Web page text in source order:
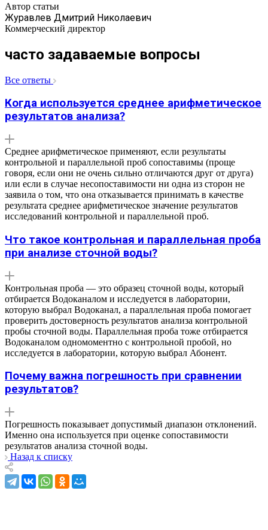
Автор статьи
Журавлев Дмитрий Николаевич
Коммерческий директор
часто задаваемые вопросы
Все ответы
Когда используется среднее арифметическое
результатов анализа?
Среднее арифметическое применяют, если результаты
контрольной и параллельной проб сопоставимы (проще
говоря, если они не очень сильно отличаются друг от друга)
или если в случае несопоставимости ни одна из сторон не
заявила о том, что она отказывается принимать в качестве
результата среднее арифметическое значение результатов
исследований контрольной и параллельной проб.
Что такое контрольная и параллельная проба
при анализе сточной воды?
Контрольная проба — это образец сточной воды, который
отбирается Водоканалом и исследуется в лаборатории,
которую выбрал Водоканал, а параллельная проба помогает
проверить достоверность результатов анализа контрольной
пробы сточной воды. Параллельная проба тоже отбирается
Водоканалом одномоментно с контрольной пробой, но
исследуется в лаборатории, которую выбрал Абонент.
Почему важна погрешность при сравнении
результатов?
Погрешность показывает допустимый диапазон отклонений.
Именно она используется при оценке сопоставимости
результатов анализа сточной воды.
Назад к списку